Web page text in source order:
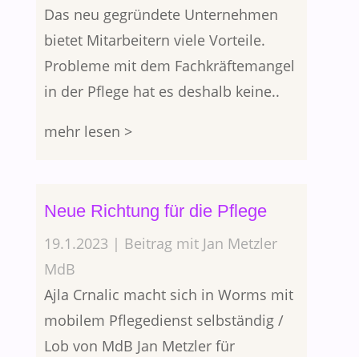
Das neu gegründete Unternehmen
bietet Mitarbeitern viele Vorteile.
Probleme mit dem Fachkräftemangel
in der Pflege hat es deshalb keine..
mehr lesen >
Neue Richtung für die Pflege
19.1.2023 | Beitrag mit Jan Metzler
MdB
Ajla Crnalic macht sich in Worms mit
mobilem Pflegedienst selbständig /
Lob von MdB Jan Metzler für